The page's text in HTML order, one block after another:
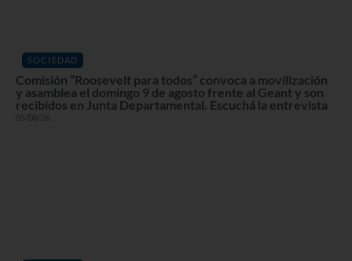
SOCIEDAD
Comisión “Roosevelt para todos” convoca a movilización
y asamblea el domingo 9 de agosto frente al Geant y son
recibidos en Junta Departamental. Escuchá la entrevista
05/08/26